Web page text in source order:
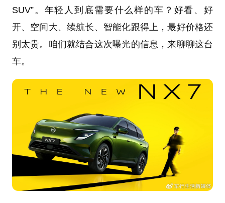
SUV”。年轻人到底需要什么样的车？好看、好
开、空间大、续航长、智能化跟得上，最好价格还
别太贵。咱们就结合这次曝光的信息，来聊聊这台
车。